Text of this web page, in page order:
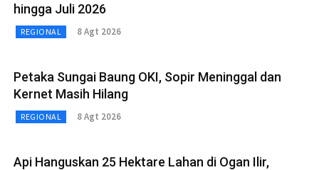
hingga Juli 2026
REGIONAL 8 Agt 2026
Petaka Sungai Baung OKI, Sopir Meninggal dan
Kernet Masih Hilang
REGIONAL 8 Agt 2026
Api Hanguskan 25 Hektare Lahan di Ogan Ilir,